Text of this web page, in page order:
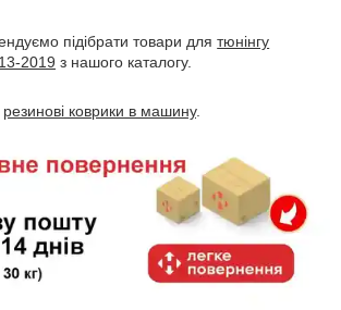
підібрати товари длятюнінгу
2019 з нашого каталогу.
резинові коврики в машину.